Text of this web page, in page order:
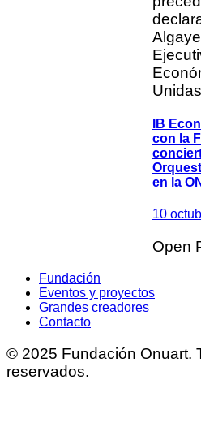
IB
con la
en la
10
Open
Fundación
Eventos y proyectos
Grandes creadores
Contacto
© 2025 Fundación Onuart.
reservados.